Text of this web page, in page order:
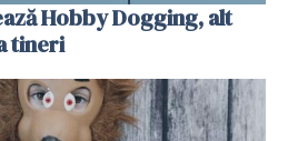
Hobby Dogging, alt
tineri